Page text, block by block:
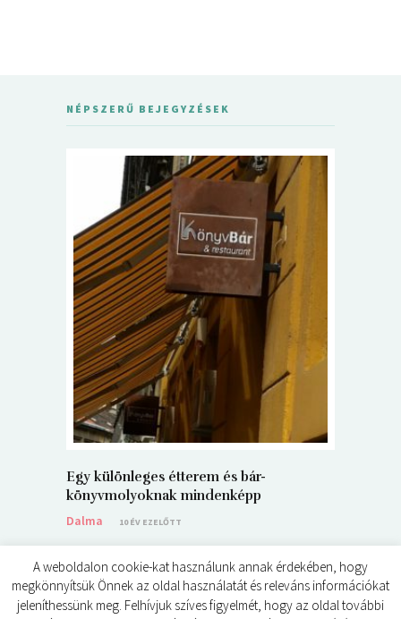
NÉPSZERŰ BEJEGYZÉSEK
Egy különleges étterem és bár-
könyvmolyoknak mindenképp
Dalma
10 ÉV EZELŐTT
A weboldalon cookie-kat használunk annak érdekében, hogy
megkönnyítsük Önnek az oldal használatát és releváns információkat
jeleníthessünk meg. Felhívjuk szíves figyelmét, hogy az oldal további